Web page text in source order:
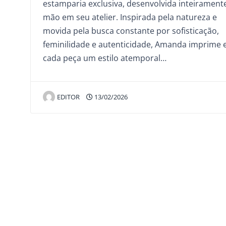
estamparia exclusiva, desenvolvida
mão em seu atelier. Inspirada pela natureza e
movida pela busca constante por sofisticação,
feminilidade e autenticidade, Amanda imprime
cada peça um estilo atemporal…
EDITOR 13/02/2026